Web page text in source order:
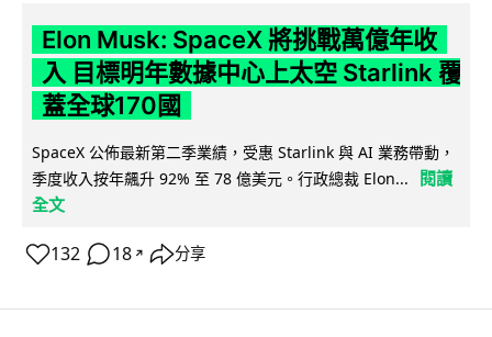
Elon Musk: SpaceX 將挑戰萬億年收
入 目標明年數據中心上太空 Starlink 覆
蓋全球170國
SpaceX 公佈最新第二季業績，受惠 Starlink 與 AI 業務帶動，
季度收入按年飆升 92% 至 78 億美元。行政總裁 Elon...
閱讀
全文
132 18 ↗ 分享